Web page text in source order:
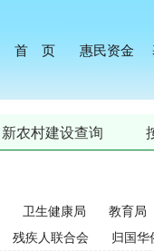
首 页 惠民资金
新农村建设查询
卫生健康局 教育局
残疾人联合会 归国华